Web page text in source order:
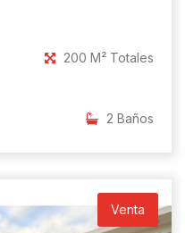
200 M² Totales
2 Baños
Venta